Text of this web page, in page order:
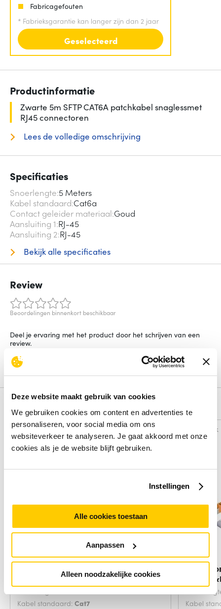
Deze website maakt gebruik van cookies
We gebruiken cookies om content en advertenties te
personaliseren, voor social media om ons
websiteverkeer te analyseren. Je gaat akkoord met onze
cookies als je de website blijft gebruiken.
Instellingen
Alle cookies toestaan
Aanpassen
Alleen noodzakelijke cookies
Fabricagefouten
* Fabrieksgarantie kan langer zijn dan 2 jaar
Geselecteerd
Productinformatie
Zwarte 5m SFTP CAT6A patchkabel snaglessmet
RJ45 connectoren
Lees de volledige omschrijving
Specificaties
Snoerlengte 5 Meters
Kabel standaard Cat6a
Contact geleider materiaal Goud
Aansluiting 1 RJ-45
Aansluiting 2 RJ-45
Bekijk alle specificaties
Review
Beoordelingen binnenkort beschikbaar
Deel je ervaring met het product door het schrijven van een
review.
Schrijf een review
Alternatieven
Vergelijk
netwerkkabel Groen 2
Kabel standaard: Cat7
Vergelijk
Kabel